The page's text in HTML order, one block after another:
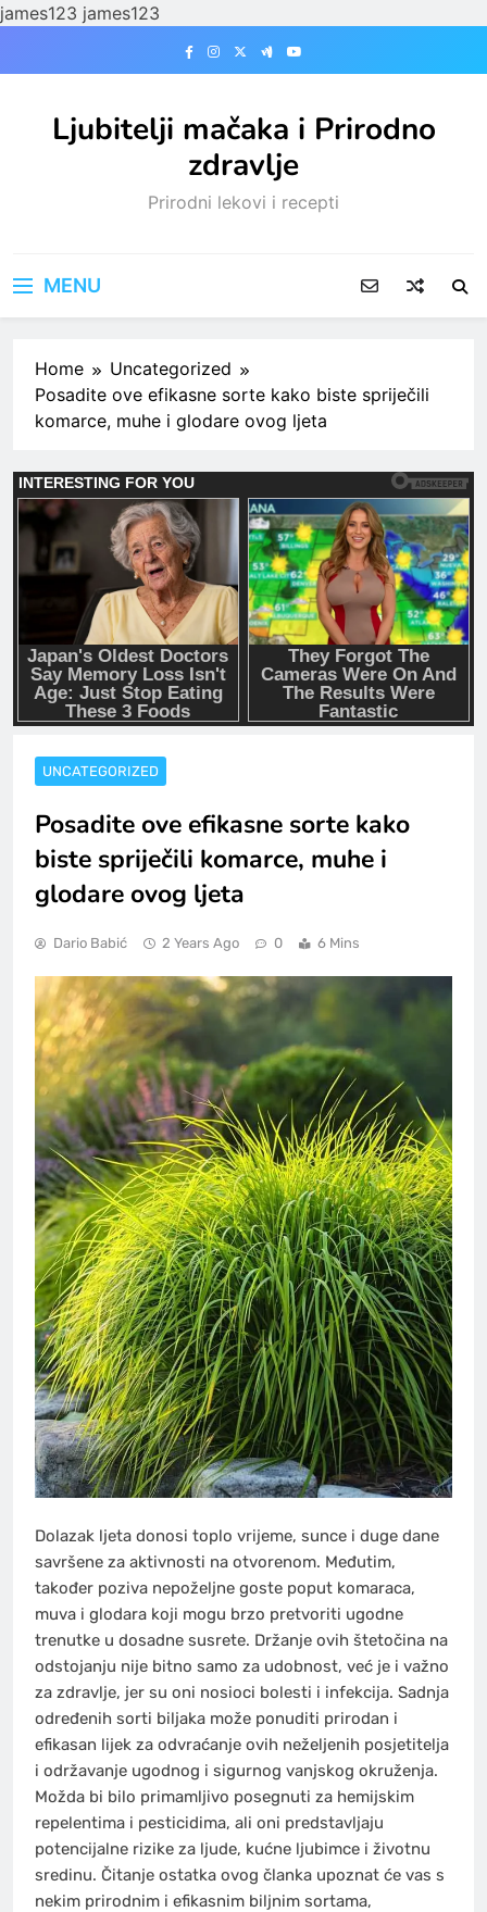
james123 james123
Ljubitelji mačaka i Prirodno
zdravlje
Prirodni lekovi i recepti
MENU
Home
Uncategorized
Posadite ove efikasne sorte kako biste spriječili
komarce, muhe i glodare ovog ljeta
UNCATEGORIZED
Posadite ove efikasne sorte kako
biste spriječili komarce, muhe i
glodare ovog ljeta
Dario Babić 2 Years Ago 0 6 Mins
Dolazak ljeta donosi toplo vrijeme, sunce i duge dane
savršene za aktivnosti na otvorenom. Međutim,
također poziva nepoželjne goste poput komaraca,
muva i glodara koji mogu brzo pretvoriti ugodne
trenutke u dosadne susrete. Držanje ovih štetočina na
odstojanju nije bitno samo za udobnost, već je i važno
za zdravlje, jer su oni nosioci bolesti i infekcija. Sadnja
određenih sorti biljaka može ponuditi prirodan i
efikasan lijek za odvraćanje ovih neželjenih posjetitelja
i održavanje ugodnog i sigurnog vanjskog okruženja.
Možda bi bilo primamljivo posegnuti za hemijskim
repelentima i pesticidima, ali oni predstavljaju
potencijalne rizike za ljude, kućne ljubimce i životnu
sredinu. Čitanje ostatka ovog članka upoznat će vas s
nekim prirodnim i efikasnim biljnim sortama,